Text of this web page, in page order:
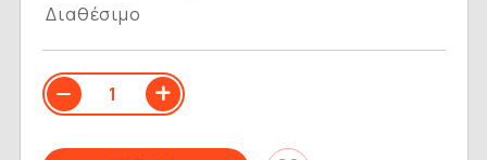
Διαθέσιμο